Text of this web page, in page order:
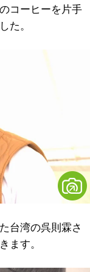
コーヒーを片手
た。
台湾の呉則霖さ
ます。